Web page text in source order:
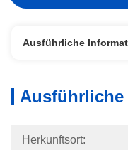
Ausführliche
Herkunftsort: